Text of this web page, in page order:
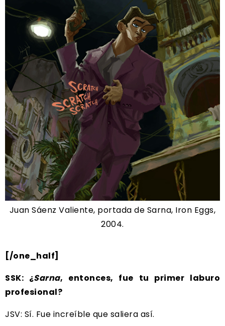
Juan Sáenz Valiente, portada de Sarna, Iron Eggs,
2004.
[/one_half]
SSK: ¿Sarna, entonces, fue tu primer laburo
profesional?
JSV: Sí. Fue increíble que saliera así.